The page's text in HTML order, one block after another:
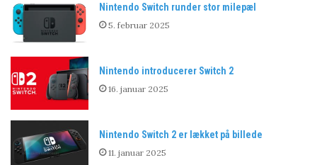
Nintendo Switch runder stor milepæl
5. februar 2025
Nintendo introducerer Switch 2
16. januar 2025
Nintendo Switch 2 er lækket på billede
11. januar 2025